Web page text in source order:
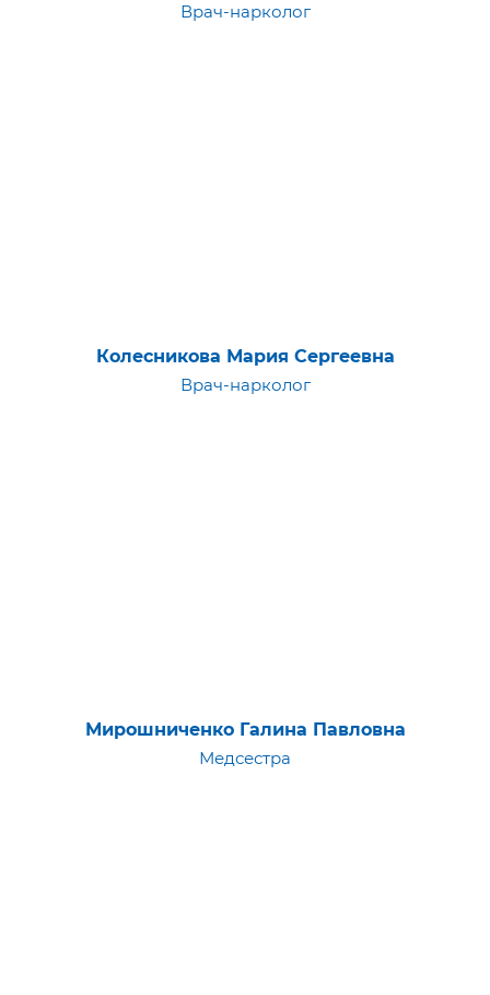
Врач-нарколог
Колесникова Мария Сергеевна
Врач-нарколог
Мирошниченко Галина Павловна
Медсестра